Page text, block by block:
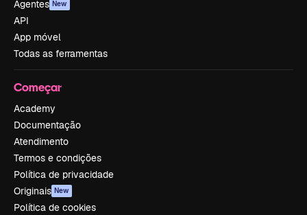
Agentes New
API
App móvel
Todas as ferramentas
Começar
Academy
Documentação
Atendimento
Termos e condições
Política de privacidade
Originais New
Política de cookies